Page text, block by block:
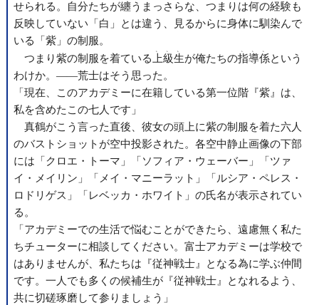
せられる。自分たちが纏うまっさらな、つまりは何の経験も
反映していない「白」とは違う、見るからに身体に馴染んで
いる「紫」の制服。
つまり紫の制服を着ている上級生
、、、
が俺たちの指導係
、、、
という
わけか。――荒士はそう思った。
「現在、このアカデミーに在籍している第一位階『紫』は、
私を含めたこの七人です」
真鶴がこう言った直後、彼女の頭上に紫の制服を着た六人
のバストショットが空中投影された。各空中静止画像の下部
には「クロエ・トーマ」「ソフィア・ウェーバー」「ツァ
イ・メイリン」「メイ・マニーラット」「ルシア・ペレス・
ロドリゲス」「レベッカ・ホワイト」の氏名が表示されてい
る。
「アカデミーでの生活で悩むことができたら、遠慮無く私た
ちチューターに相談してください。富士アカデミーは学校で
はありませんが、私たちは『従神戦士』となる為に学ぶ仲間
です。一人でも多くの候補生が『従神戦士』となれるよう、
共に切磋琢磨して参りましょう」